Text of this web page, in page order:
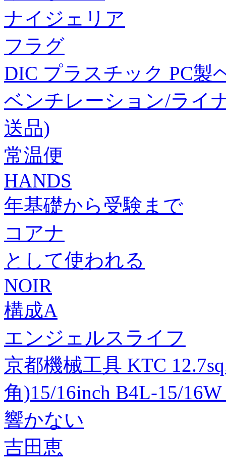
ナイジェリア
フラグ
DIC プラスチック PC製
ベンチレーション/ライ
送品)
常温便
HANDS
年基礎から受験まで
コアナ
として使われる
NOIR
構成A
エンジェルスライフ
京都機械工具 KTC
角)15/16inch B4L-15/
響かない
吉田恵